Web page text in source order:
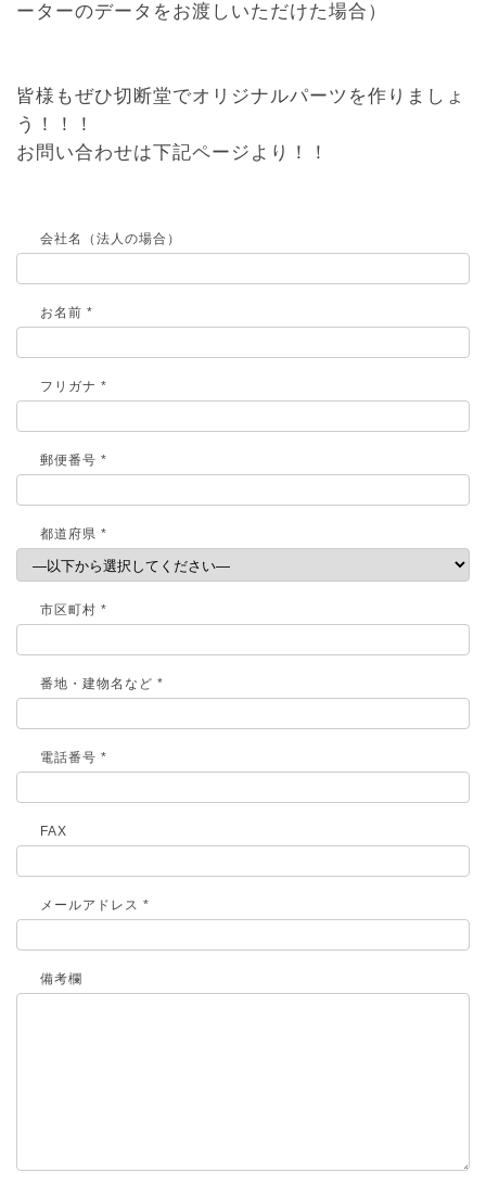
ーターのデータをお渡しいただけた場合）
皆様もぜひ切断堂でオリジナルパーツを作りましょ
う！！！
お問い合わせは下記ページより！！
会社名（法人の場合）
お名前 *
フリガナ *
郵便番号 *
都道府県 *
市区町村 *
番地・建物名など *
電話番号 *
FAX
メールアドレス *
備考欄